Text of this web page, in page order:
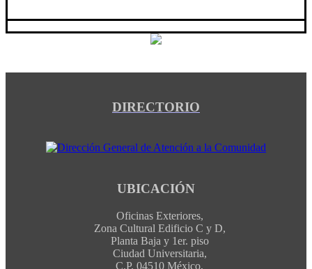
DIRECTORIO
UBICACIÓN
Oficinas Exteriores,
Zona Cultural Edificio C y D,
Planta Baja y 1er. piso
Ciudad Universitaria,
C.P. 04510 México,